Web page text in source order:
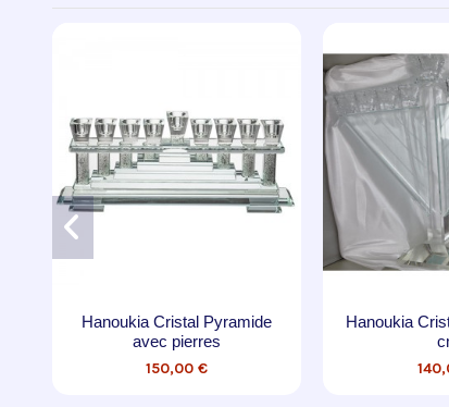
Elegante bleue
Hanoukia style habbad - Demi-